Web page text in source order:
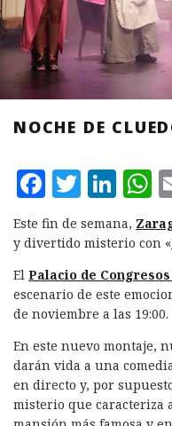
NOCHE DE
F
a
c
e
b
o
o
k
T
w
it
te
r
L
i
n
k
e
d
I
n
h
s
p
p
Este fin de semana,
y divertido misterio con «
El Palacio de
escenario de este
de noviembre a las 19:00.
En este nuevo montaje,
darán vida a una
en directo y, por
misterio que caracteriza